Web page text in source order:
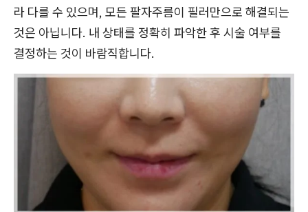
라 다를 수 있으며, 모든 팔자주름이 필러만으로 해결되는
것은 아닙니다. 내 상태를 정확히 파악한 후 시술 여부를
결정하는 것이 바람직합니다.